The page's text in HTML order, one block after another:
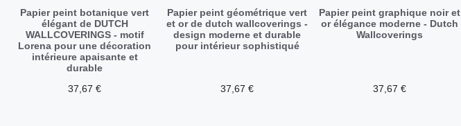
Papier peint botanique vert
élégant de DUTCH
WALLCOVERINGS - motif
Lorena pour une décoration
intérieure apaisante et
durable
37,67 €
Papier peint géométrique vert
et or de dutch wallcoverings -
design moderne et durable
pour intérieur sophistiqué
37,67 €
Papier peint graphique noir et
or élégance moderne - Dutch
Wallcoverings
37,67 €